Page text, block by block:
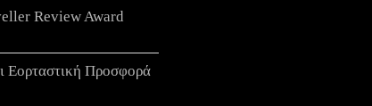
Review Award
Εορταστική Προσφορά